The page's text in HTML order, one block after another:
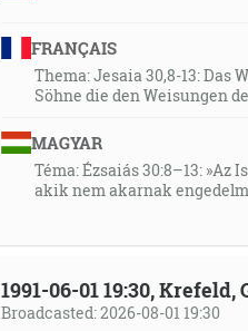
FRANÇAIS
Thema: Jesaia 30,8-13: Das
Söhne die den Weisungen
MAGYAR
Téma: Ézsaiás 30:8–13:
akik nem akarnak
1991-06-01 19:30,
Broadcasted: 2026-08-01 19:30